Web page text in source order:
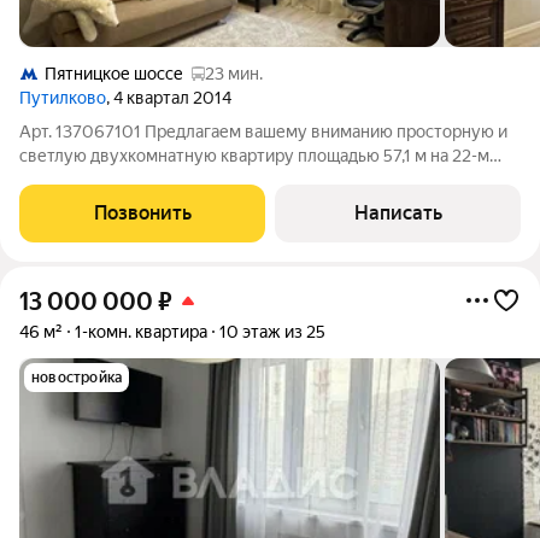
Пятницкое шоссе
23 мин.
Путилково, 4 квартал 2014
Арт. 137067101 Предлагаем вашему вниманию просторную и
светлую двухкомнатную квартиру площадью 57,1 м на 22-м
для вас действует ипотека под 12.25%. Жилая зона занимает 33
Позвонить Написать
13 000 000 ₽
46 м² 1-комн. квартира 10 этаж из 25
новостройка